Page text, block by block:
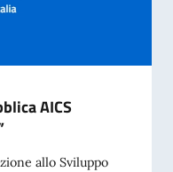
AICS
allo Sviluppo